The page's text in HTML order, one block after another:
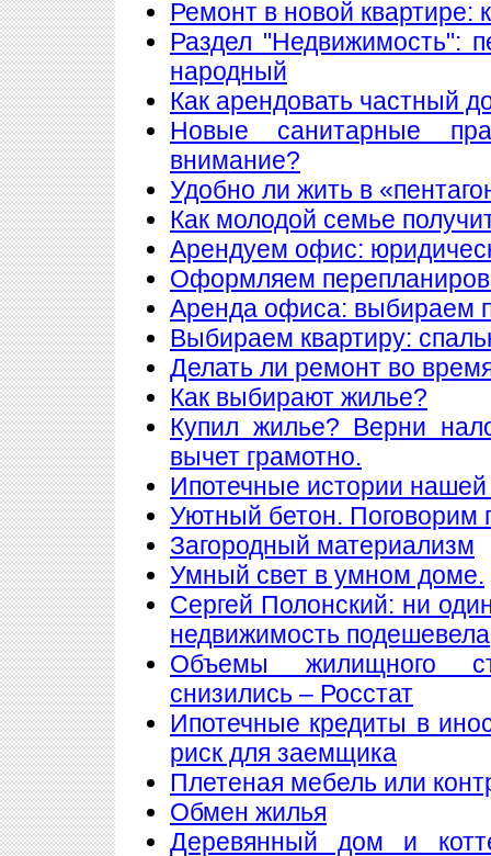
Ремонт в новой квартире:
Раздел "Недвижимость":
народный
Как арендовать частный
Новые санитарные
внимание?
Удобно ли жить в
Как молодой семье
Арендуем офис:
Оформляем
Аренда офиса: выбираем
Выбираем квартиру:
Делать ли ремонт во
Как выбирают жилье?
Купил жилье? Верни
вычет грамотно.
Ипотечные истории нашей
Уютный бетон. Поговорим
Загородный материализм
Умный свет в умном доме.
Сергей Полонский: ни
недвижимость подешевела
Объемы жилищного
снизились – Росстат
Ипотечные кредиты в
риск для заемщика
Плетеная мебель или
Обмен жилья
Деревянный дом и